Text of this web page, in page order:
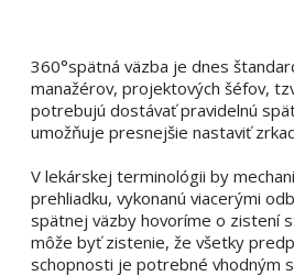
360°spätná väzba je dnes
manažérov, projektových šéfov,
potrebujú dostávať pravidelnú
umožňuje presnejšie nastaviť
V lekárskej terminológii by
prehliadku, vykonanú viacerými
spätnej väzby hovoríme o zistení
môže byť zistenie, že všetky
schopnosti je potrebné vhodným